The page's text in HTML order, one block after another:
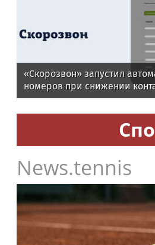
«Скорозвон» запустил
номеров при снижении
News.tennis